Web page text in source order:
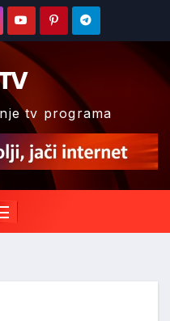
tv programa